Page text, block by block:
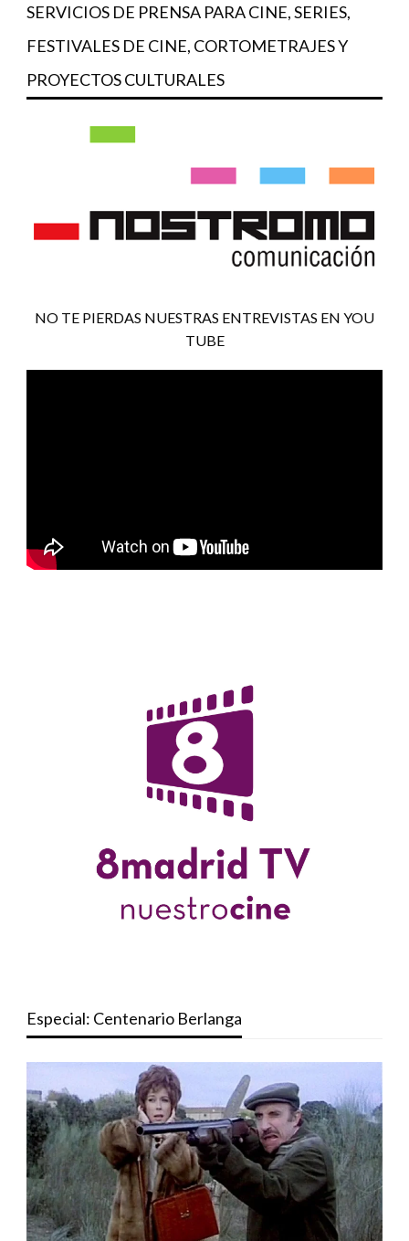
SERVICIOS DE PRENSA PARA CINE, SERIES,
FESTIVALES DE CINE, CORTOMETRAJES Y
PROYECTOS CULTURALES
NO TE PIERDAS NUESTRAS ENTREVISTAS EN YOU
TUBE
Especial: Centenario Berlanga